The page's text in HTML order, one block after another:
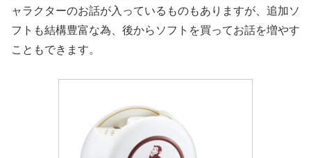
ャラクターのお話が入っているものもありますが、追加ソ
フトも結構豊富な為、後からソフトを買ってお話を増やす
こともできます。